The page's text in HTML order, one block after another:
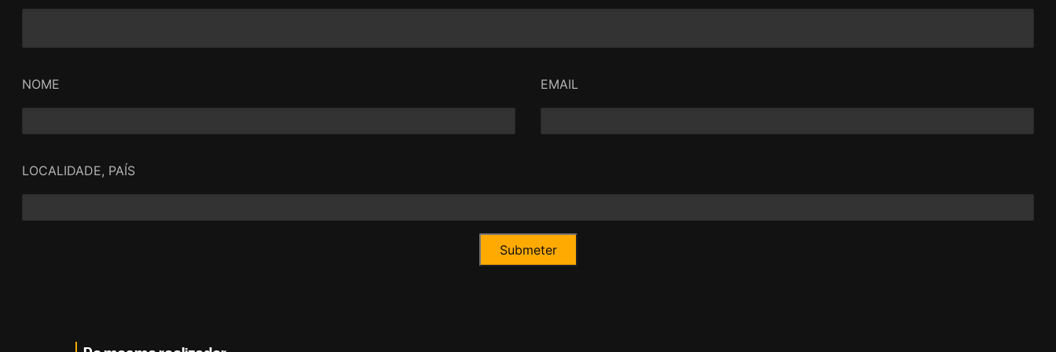
NOME EMAIL
LOCALIDADE, PAÍS